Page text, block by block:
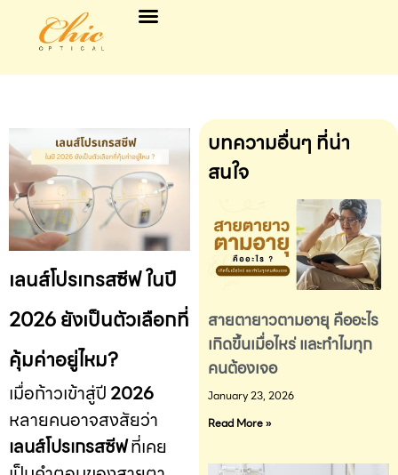
เลนส์โปรเกรสซีฟ ในปี
2026 ยังเป็นตัวเลือกที่
คุ้มค่าอยู่ไหม?
เมื่อก้าวเข้าสู่ปี2026
หลายคนอาจสงสัยว่า
เลนส์โปรเกรสซีฟที่เคย
บทความอื่นๆ ที่น่า
สนใจ
สายตายาวตามอายุ คืออะไร
เกิดขึ้นเมื่อไหร่ และทำไมทุก
คนต้องเจอ
January 23, 2026
Read More »